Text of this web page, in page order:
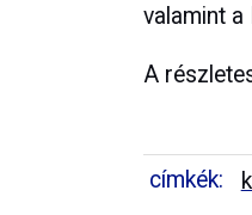
valamint
A
címkék: